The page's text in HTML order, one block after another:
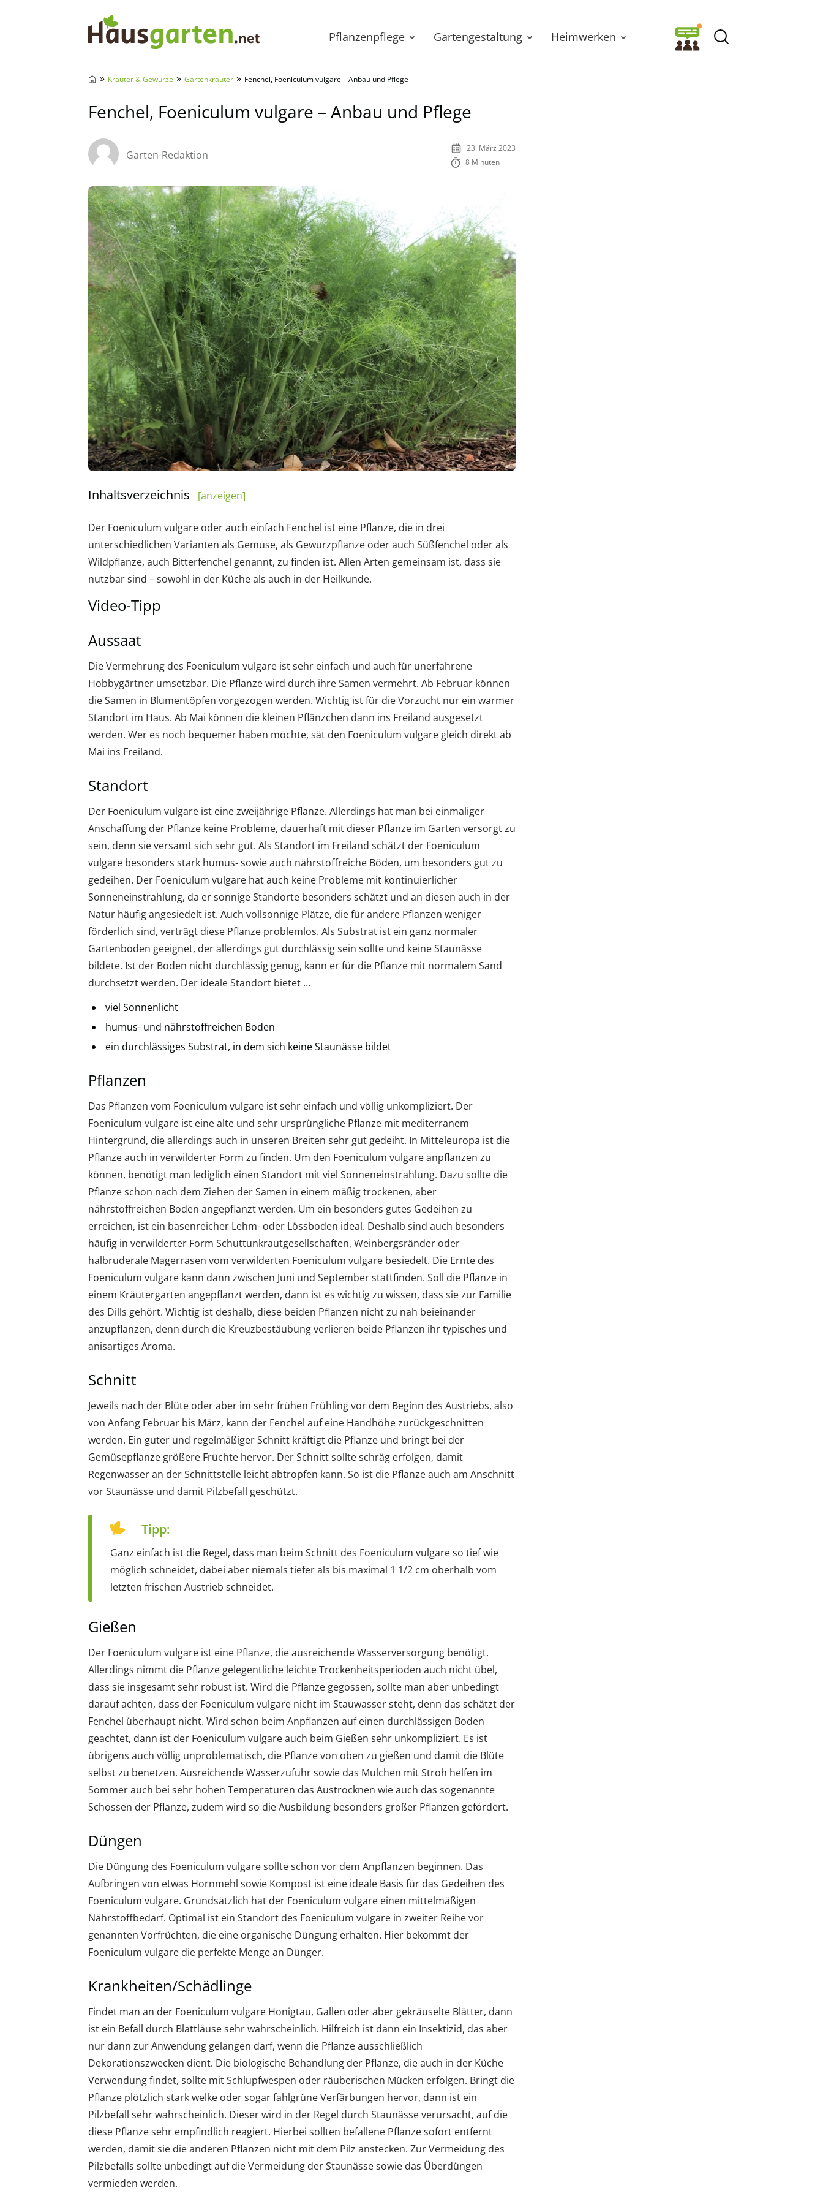
Pflanzenpflege Gartengestaltung Heimwerken
» Kräuter & Gewürze » Gartenkräuter » Fenchel, Foeniculum vulgare – Anbau und Pflege
Fenchel, Foeniculum vulgare – Anbau und Pflege
Garten-Redaktion
23. März 2023
8 Minuten
Inhaltsverzeichnis [anzeigen]
Der Foeniculum vulgare oder auch einfach Fenchel ist eine Pflanze, die in drei
unterschiedlichen Varianten als Gemüse, als Gewürzpflanze oder auch Süßfenchel oder als
Wildpflanze, auch Bitterfenchel genannt, zu finden ist. Allen Arten gemeinsam ist, dass sie
nutzbar sind – sowohl in der Küche als auch in der Heilkunde.
Video-Tipp
Aussaat
Die Vermehrung des Foeniculum vulgare ist sehr einfach und auch für unerfahrene
Hobbygärtner umsetzbar. Die Pflanze wird durch ihre Samen vermehrt. Ab Februar können
die Samen in Blumentöpfen vorgezogen werden. Wichtig ist für die Vorzucht nur ein warmer
Standort im Haus. Ab Mai können die kleinen Pflänzchen dann ins Freiland ausgesetzt
werden. Wer es noch bequemer haben möchte, sät den Foeniculum vulgare gleich direkt ab
Mai ins Freiland.
Standort
Der Foeniculum vulgare ist eine zweijährige Pflanze. Allerdings hat man bei einmaliger
Anschaffung der Pflanze keine Probleme, dauerhaft mit dieser Pflanze im Garten versorgt zu
sein, denn sie versamt sich sehr gut. Als Standort im Freiland schätzt der Foeniculum
vulgare besonders stark humus- sowie auch nährstoffreiche Böden, um besonders gut zu
gedeihen. Der Foeniculum vulgare hat auch keine Probleme mit kontinuierlicher
Sonneneinstrahlung, da er sonnige Standorte besonders schätzt und an diesen auch in der
Natur häufig angesiedelt ist. Auch vollsonnige Plätze, die für andere Pflanzen weniger
förderlich sind, verträgt diese Pflanze problemlos. Als Substrat ist ein ganz normaler
Gartenboden geeignet, der allerdings gut durchlässig sein sollte und keine Staunässe
bildete. Ist der Boden nicht durchlässig genug, kann er für die Pflanze mit normalem Sand
durchsetzt werden. Der ideale Standort bietet …
viel Sonnenlicht
humus- und nährstoffreichen Boden
ein durchlässiges Substrat, in dem sich keine Staunässe bildet
Pflanzen
Das Pflanzen vom Foeniculum vulgare ist sehr einfach und völlig unkompliziert. Der
Foeniculum vulgare ist eine alte und sehr ursprüngliche Pflanze mit mediterranem
Hintergrund, die allerdings auch in unseren Breiten sehr gut gedeiht. In Mitteleuropa ist die
Pflanze auch in verwilderter Form zu finden. Um den Foeniculum vulgare anpflanzen zu
können, benötigt man lediglich einen Standort mit viel Sonneneinstrahlung. Dazu sollte die
Pflanze schon nach dem Ziehen der Samen in einem mäßig trockenen, aber
nährstoffreichen Boden angepflanzt werden. Um ein besonders gutes Gedeihen zu
erreichen, ist ein basenreicher Lehm- oder Lössboden ideal. Deshalb sind auch besonders
häufig in verwilderter Form Schuttunkrautgesellschaften, Weinbergsränder oder
halbruderale Magerrasen vom verwilderten Foeniculum vulgare besiedelt. Die Ernte des
Foeniculum vulgare kann dann zwischen Juni und September stattfinden. Soll die Pflanze in
einem Kräutergarten angepflanzt werden, dann ist es wichtig zu wissen, dass sie zur Familie
des Dills gehört. Wichtig ist deshalb, diese beiden Pflanzen nicht zu nah beieinander
anzupflanzen, denn durch die Kreuzbestäubung verlieren beide Pflanzen ihr typisches und
anisartiges Aroma.
Schnitt
Jeweils nach der Blüte oder aber im sehr frühen Frühling vor dem Beginn des Austriebs, also
von Anfang Februar bis März, kann der Fenchel auf eine Handhöhe zurückgeschnitten
werden. Ein guter und regelmäßiger Schnitt kräftigt die Pflanze und bringt bei der
Gemüsepflanze größere Früchte hervor. Der Schnitt sollte schräg erfolgen, damit
Regenwasser an der Schnittstelle leicht abtropfen kann. So ist die Pflanze auch am Anschnitt
vor Staunässe und damit Pilzbefall geschützt.
Tipp:
Ganz einfach ist die Regel, dass man beim Schnitt des Foeniculum vulgare so tief wie
möglich schneidet, dabei aber niemals tiefer als bis maximal 1 1/2 cm oberhalb vom
letzten frischen Austrieb schneidet.
Gießen
Der Foeniculum vulgare ist eine Pflanze, die ausreichende Wasserversorgung benötigt.
Allerdings nimmt die Pflanze gelegentliche leichte Trockenheitsperioden auch nicht übel,
dass sie insgesamt sehr robust ist. Wird die Pflanze gegossen, sollte man aber unbedingt
darauf achten, dass der Foeniculum vulgare nicht im Stauwasser steht, denn das schätzt der
Fenchel überhaupt nicht. Wird schon beim Anpflanzen auf einen durchlässigen Boden
geachtet, dann ist der Foeniculum vulgare auch beim Gießen sehr unkompliziert. Es ist
übrigens auch völlig unproblematisch, die Pflanze von oben zu gießen und damit die Blüte
selbst zu benetzen. Ausreichende Wasserzufuhr sowie das Mulchen mit Stroh helfen im
Sommer auch bei sehr hohen Temperaturen das Austrocknen wie auch das sogenannte
Schossen der Pflanze, zudem wird so die Ausbildung besonders großer Pflanzen gefördert.
Düngen
Die Düngung des Foeniculum vulgare sollte schon vor dem Anpflanzen beginnen. Das
Aufbringen von etwas Hornmehl sowie Kompost ist eine ideale Basis für das Gedeihen des
Foeniculum vulgare. Grundsätzlich hat der Foeniculum vulgare einen mittelmäßigen
Nährstoffbedarf. Optimal ist ein Standort des Foeniculum vulgare in zweiter Reihe vor
genannten Vorfrüchten, die eine organische Düngung erhalten. Hier bekommt der
Foeniculum vulgare die perfekte Menge an Dünger.
Krankheiten/Schädlinge
Findet man an der Foeniculum vulgare Honigtau, Gallen oder aber gekräuselte Blätter, dann
ist ein Befall durch Blattläuse sehr wahrscheinlich. Hilfreich ist dann ein Insektizid, das aber
nur dann zur Anwendung gelangen darf, wenn die Pflanze ausschließlich
Dekorationszwecken dient. Die biologische Behandlung der Pflanze, die auch in der Küche
Verwendung findet, sollte mit Schlupfwespen oder räuberischen Mücken erfolgen. Bringt die
Pflanze plötzlich stark welke oder sogar fahlgrüne Verfärbungen hervor, dann ist ein
Pilzbefall sehr wahrscheinlich. Dieser wird in der Regel durch Staunässe verursacht, auf die
diese Pflanze sehr empfindlich reagiert. Hierbei sollten befallene Pflanze sofort entfernt
werden, damit sie die anderen Pflanzen nicht mit dem Pilz anstecken. Zur Vermeidung des
Pilzbefalls sollte unbedingt auf die Vermeidung der Staunässe sowie das Überdüngen
vermieden werden.